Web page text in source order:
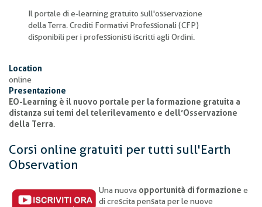
Il portale di e-learning gratuito sull'osservazione
della Terra. Crediti Formativi Professionali (CFP)
disponibili per i professionisti iscritti agli Ordini.
Location
online
Presentazione
EO-Learning è il nuovo portale per la formazione gratuita a
distanza sui temi del telerilevamento e dell’Osservazione
della Terra
Corsi online gratuiti per tutti sull'Earth
Observation
Una nuova opportunità di formazione e
di crescita pensata per le nuove